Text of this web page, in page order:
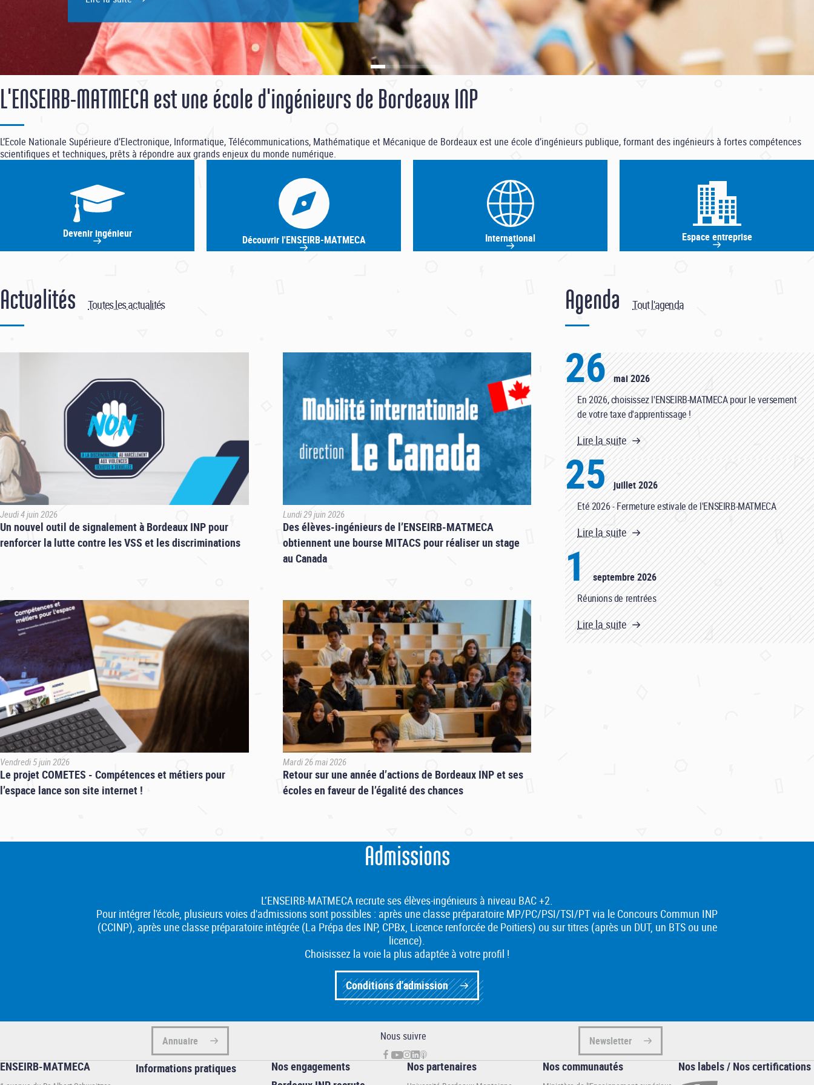
officielle de sa plateforme de signalement des violences
sexistes et sexuelles (VSS). Accessible à l [...]
Lire la suite
L'ENSEIRB-MATMECA est une école d'ingénieurs de Bordeaux INP
L’Ecole Nationale Supérieure d’Electronique, Informatique, Télécommunications, Mathématique et Mécanique de Bordeaux est une école d’ingénieurs publique, formant des ingénieurs à fortes compétences
scientifiques et techniques, prêts à répondre aux grands enjeux du monde numérique.
Devenir ingénieur
Découvrir l'ENSEIRB-MATMECA International Espace entreprise
Actualités Toutes les actualités
Jeudi 4 juin 2026
Un nouvel outil de signalement à Bordeaux INP pour
renforcer la lutte contre les VSS et les discriminations
Lundi 29 juin 2026
Des élèves-ingénieurs de l’ENSEIRB-MATMECA
obtiennent une bourse MITACS pour réaliser un stage
au Canada
Vendredi 5 juin 2026
Le projet COMETES - Compétences et métiers pour
l’espace lance son site internet !
Mardi 26 mai 2026
Retour sur une année d’actions de Bordeaux INP et ses
écoles en faveur de l’égalité des chances
Agenda Tout l'agenda
26 mai 2026
En 2026, choisissez l'ENSEIRB-MATMECA pour le versement
de votre taxe d'apprentissage !
Lire la suite
25 juillet 2026
Eté 2026 - Fermeture estivale de l'ENSEIRB-MATMECA
Lire la suite
1 septembre 2026
Réunions de rentrées
Lire la suite
Admissions
L’ENSEIRB-MATMECA recrute ses élèves-ingénieurs à niveau BAC +2.
Pour intégrer l'école, plusieurs voies d'admissions sont possibles : après une classe préparatoire MP/PC/PSI/TSI/PT via le Concours Commun INP
(CCINP), après une classe préparatoire intégrée (La Prépa des INP, CPBx, Licence renforcée de Poitiers) ou sur titres (après un DUT, un BTS ou une
licence).
Choisissez la voie la plus adaptée à votre profil !
Conditions d'admission
Annuaire Nous suivre Newsletter
ENSEIRB-MATMECA Informations
Informations pratiques
Nos engagements
Nos partenaires Nos communautés Nos labels / Nos certifications